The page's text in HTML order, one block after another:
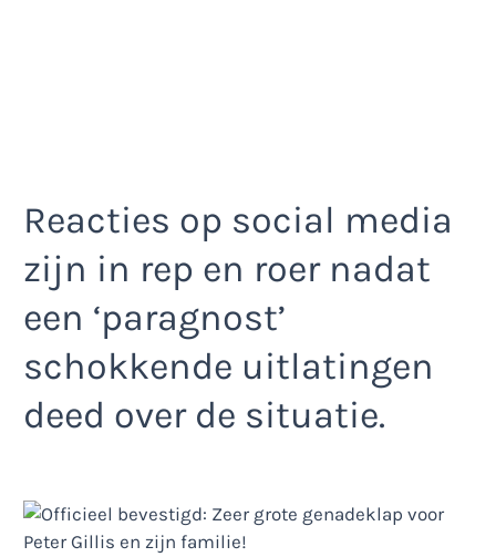
Reacties op social media
zijn in rep en roer nadat
een ‘paragnost’
schokkende uitlatingen
deed over de situatie.